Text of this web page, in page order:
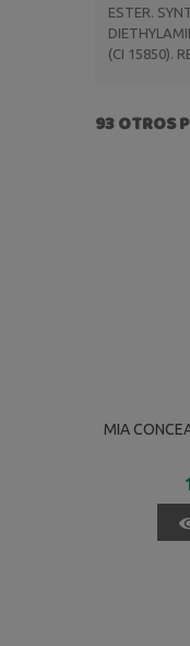
ESTER.
(CI 15850).
93 OTROS
MIA